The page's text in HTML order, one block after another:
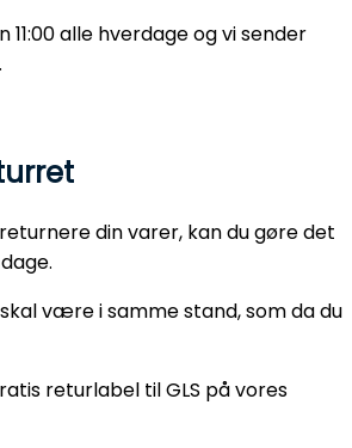
11:00 alle hverdage og vi sender
din varer, kan du gøre det
være i samme stand, som da du
returlabel til GLS på vores